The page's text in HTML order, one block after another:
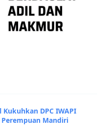
DPC IWAPI
Mandiri